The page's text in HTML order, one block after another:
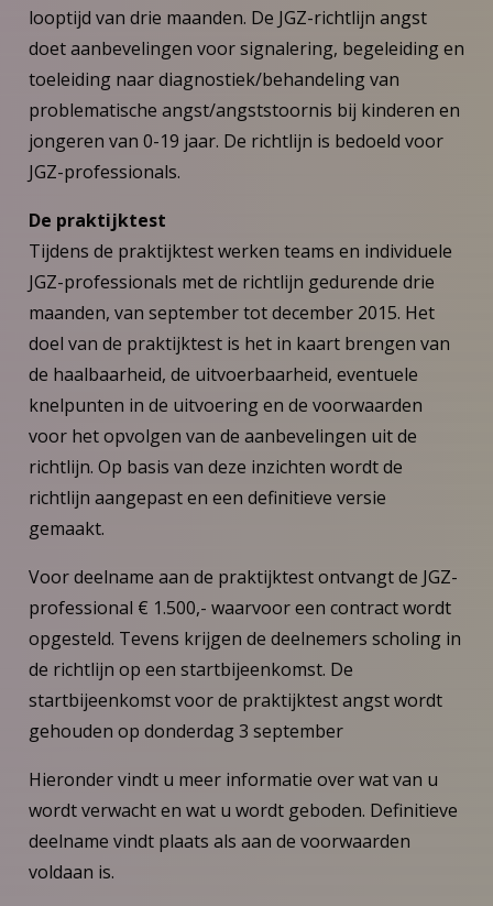
looptijd van drie maanden. De JGZ-richtlijn angst
doet aanbevelingen voor signalering, begeleiding en
toeleiding naar diagnostiek/behandeling van
problematische angst/angststoornis bij kinderen en
jongeren van 0-19 jaar. De richtlijn is bedoeld voor
JGZ-professionals.
De praktijktest
Tijdens de praktijktest werken teams en individuele
JGZ-professionals met de richtlijn gedurende drie
maanden, van september tot december 2015. Het
doel van de praktijktest is het in kaart brengen van
de haalbaarheid, de uitvoerbaarheid, eventuele
knelpunten in de uitvoering en de voorwaarden
voor het opvolgen van de aanbevelingen uit de
richtlijn. Op basis van deze inzichten wordt de
richtlijn aangepast en een definitieve versie
gemaakt.
Voor deelname aan de praktijktest ontvangt de JGZ-
professional € 1.500,- waarvoor een contract wordt
opgesteld. Tevens krijgen de deelnemers scholing in
de richtlijn op een startbijeenkomst. De
startbijeenkomst voor de praktijktest angst wordt
gehouden op donderdag 3 september
Hieronder vindt u meer informatie over wat van u
wordt verwacht en wat u wordt geboden. Definitieve
deelname vindt plaats als aan de voorwaarden
voldaan is.